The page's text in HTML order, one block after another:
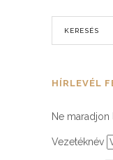
HÍRLEVÉL
Ne
Vezetéknév